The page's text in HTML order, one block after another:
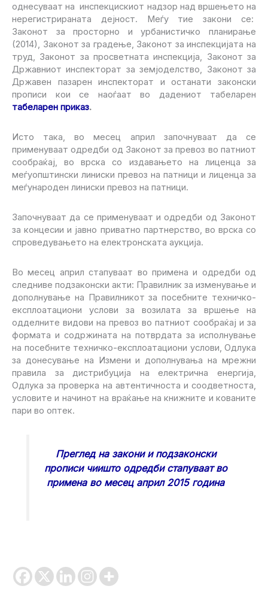
однесуваат на инспекцискиот надзор над вршењето на
нерегистрираната дејност. Меѓу тие закони се:
Законот за просторно и урбанистичко планирање
(2014), Законот за градење, Законот за инспекцијата на
труд, Законот за просветната инспекција, Законот за
Државниот инспекторат за земјоделство, Законот за
Државен пазарен инспекторат и останати законски
прописи кои се наоѓаат во дадениот табеларен
табеларен приказ.
Исто така, во месец април започнуваат да се
применуваат одредби од Законот за превоз во патниот
сообраќај, во врска со издавањето на лиценца за
меѓуопштински линиски превоз на патници и лиценца за
меѓународен линиски превоз на патници.
Започнуваат да се применуваат и одредби од Законот
за концесии и јавно приватно партнерство, во врска со
спроведувањето на електронската аукција.
Во месец април стапуваат во примена и одредби од
следниве подзаконски акти: Правилник за изменување и
дополнување на Правилникот за посебните техничко-
експлоатациони услови за возилата за вршење на
одделните видови на превоз во патниот сообраќај и за
формата и содржината на потврдата за исполнување
на посебните техничко-експлоатациони услови, Одлука
за донесување на Измени и дополнувања на мрежни
правила за дистрибуција на електрична енергија,
Одлука за проверка на автентичноста и соодветноста,
условите и начинот на враќање на книжните и кованите
пари во оптек.
Преглед на закони и подзаконски
прописи чиишто одредби стапуваат во
примена во месец април 2015 година